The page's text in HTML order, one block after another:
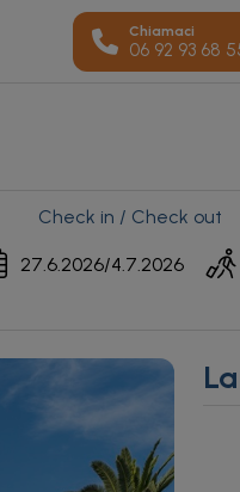
Chiamaci
06 92 93 68
Check in / Check out